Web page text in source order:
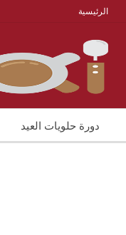
الرئيسية
دورة حلويات العيد